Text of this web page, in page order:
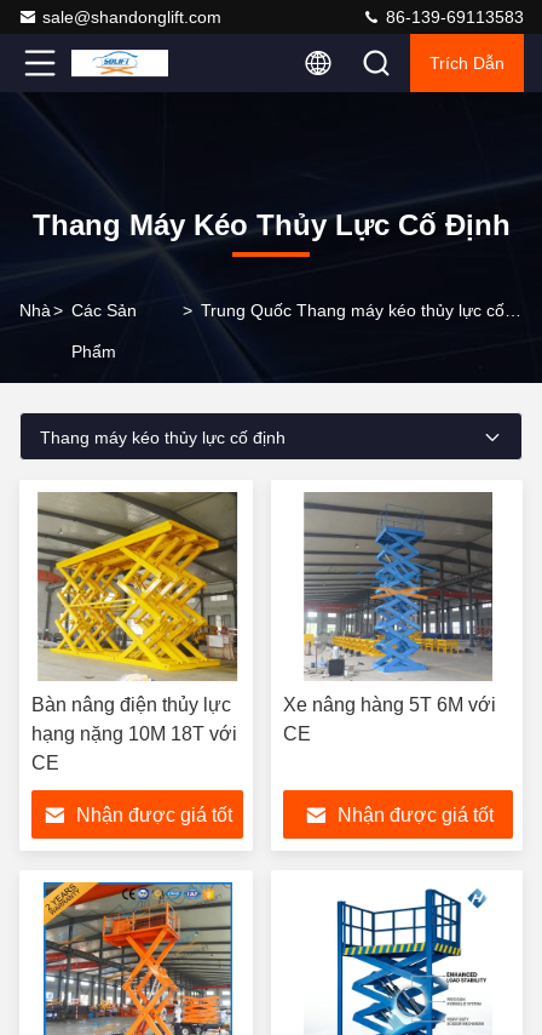
sale@shandonglift.com 86-139-69113583
Trích Dẫn
Thang Máy Kéo Thủy Lực Cố Định
Nhà> Các Sản
Phẩm
> Trung Quốc Thang máy kéo thủy lực cố định
Thang máy kéo thủy lực cố định
Bàn nâng điện thủy lực
hạng nặng 10M 18T với
CE
Nhận được giá tốt
Xe nâng hàng 5T 6M với
CE
Nhận được giá tốt